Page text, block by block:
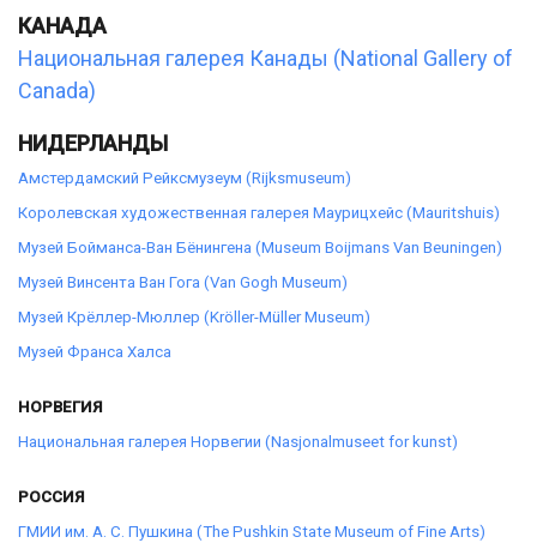
КАНАДА
Национальная галерея Канады (National Gallery of
Canada)
НИДЕРЛАНДЫ
Амстердамский Рейксмузеум (Rijksmuseum)
Королевская художественная галерея Маурицхейс (Mauritshuis)
Музей Бойманса-Ван Бёнингена (Museum Boijmans Van Beuningen)
Музей Винсента Ван Гога (Van Gogh Museum)
Музей Крёллер-Мюллер (Kröller-Müller Museum)
Музей Франса Халса
НОРВЕГИЯ
Национальная галерея Норвегии (Nasjonalmuseet for kunst)
РОССИЯ
ГМИИ им. А. С. Пушкина (The Pushkin State Museum of Fine Arts)